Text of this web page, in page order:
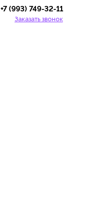
+7 (993) 749-32-11
Заказать звонок